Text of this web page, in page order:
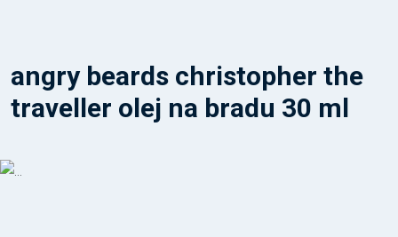
angry beards christopher the
traveller olej na bradu 30 ml